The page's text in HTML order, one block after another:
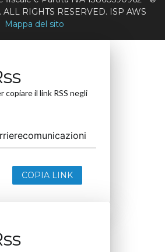
RIGHTS RESERVED. ISP AWS
Mappa del sito
copiare il link RSS negli
COPIA LINK